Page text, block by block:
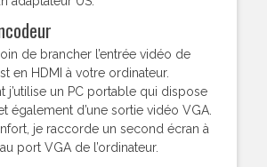
de brancher l’entrée vidéo de
en HDMI à votre ordinateur.
j’utilise un PC portable qui dispose
également d’une sortie vidéo VGA.
je raccorde un second écran à
port VGA de l’ordinateur.